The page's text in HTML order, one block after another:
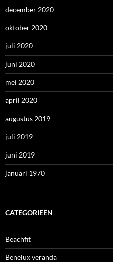
december 2020
oktober 2020
juli 2020
juni 2020
mei 2020
april 2020
augustus 2019
juli 2019
juni 2019
januari 1970
CATEGORIEËN
Beachfit
Benelux veranda